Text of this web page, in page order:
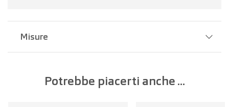
Misure
Larghezza della lente: 57 mm
Potrebbe piacerti anche ...